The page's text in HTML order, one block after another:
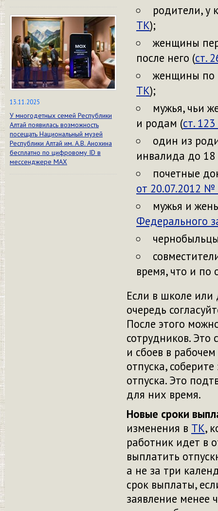
13.11.2025
У многодетных семей Республики
Алтай появилась возможность
посещать Национальный музей
Республики Алтай им. А.В. Анохина
бесплатно по цифровому ID в
мессенджере МАХ
родители, у
ТК);
женщины
после него (ст.
женщины по
ТК);
мужья, чьи
и родам (ст.
один из
инвалида до 18
почетные
от 20.07.2012
мужья и
Федерального
время, что и по
Если в школе или
очередь
После этого
сотрудников. Это
и сбоев в
отпуска,
отпуска. Это
для них время.
Новые сроки
изменения в ТК,
работник идет в
выплатить
а не за три
срок выплаты,
заявление менее